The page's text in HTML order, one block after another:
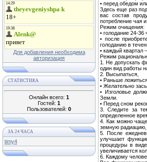
Для добавления необходима
авторизация
СТАТИСТИКА
Онлайн всего: 1
Гостей: 1
Пользователей: 0
ЗА 24 ЧАСА
timy4
• перед обедом
Здесь еще раз
вас состав
потребление чая
Режим очищения:
• голодание 24-
• после
голоданию в
• каждый квартал
Режим
1. Не допускать
один вид работы
2. Высыпаться,
• Раньше
• Желательно
• Изголовье
Земли.
• Перед сном
3. Следите за
определенное
4. Как можно
земную
5. После
улучшает
процедуры в
увеличивается
6. Каждому